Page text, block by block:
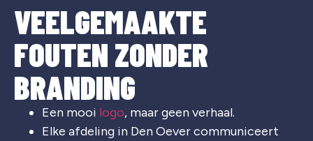
VEELGEMAAKTE
FOUTEN ZONDER
BRANDING
Een mooi logo, maar geen verhaal.
Elke afdeling in Den Oever communiceert